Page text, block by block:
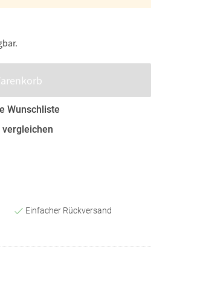
Wunschliste
vergleichen
Einfacher Rückversand